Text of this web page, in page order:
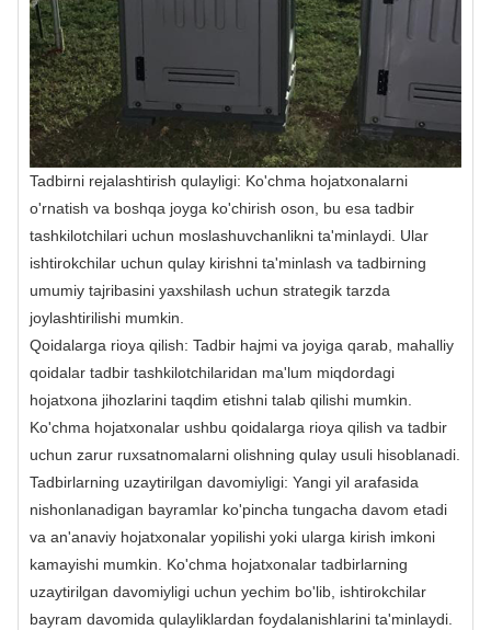
Tadbirni rejalashtirish qulayligi: Ko'chma hojatxonalarni
o'rnatish va boshqa joyga ko'chirish oson, bu esa tadbir
tashkilotchilari uchun moslashuvchanlikni ta'minlaydi. Ular
ishtirokchilar uchun qulay kirishni ta'minlash va tadbirning
umumiy tajribasini yaxshilash uchun strategik tarzda
joylashtirilishi mumkin.
Qoidalarga rioya qilish: Tadbir hajmi va joyiga qarab, mahalliy
qoidalar tadbir tashkilotchilaridan ma'lum miqdordagi
hojatxona jihozlarini taqdim etishni talab qilishi mumkin.
Ko'chma hojatxonalar ushbu qoidalarga rioya qilish va tadbir
uchun zarur ruxsatnomalarni olishning qulay usuli hisoblanadi.
Tadbirlarning uzaytirilgan davomiyligi: Yangi yil arafasida
nishonlanadigan bayramlar ko'pincha tungacha davom etadi
va an'anaviy hojatxonalar yopilishi yoki ularga kirish imkoni
kamayishi mumkin. Ko'chma hojatxonalar tadbirlarning
uzaytirilgan davomiyligi uchun yechim bo'lib, ishtirokchilar
bayram davomida qulayliklardan foydalanishlarini ta'minlaydi.